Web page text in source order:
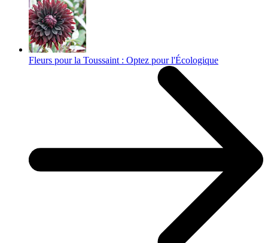
Fleurs pour la Toussaint : Optez pour l'Écologique